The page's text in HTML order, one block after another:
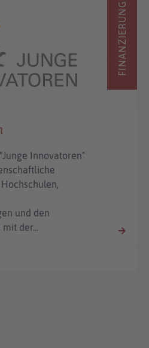
FINANZIERUNG
Innovatoren"
und den
mit der…